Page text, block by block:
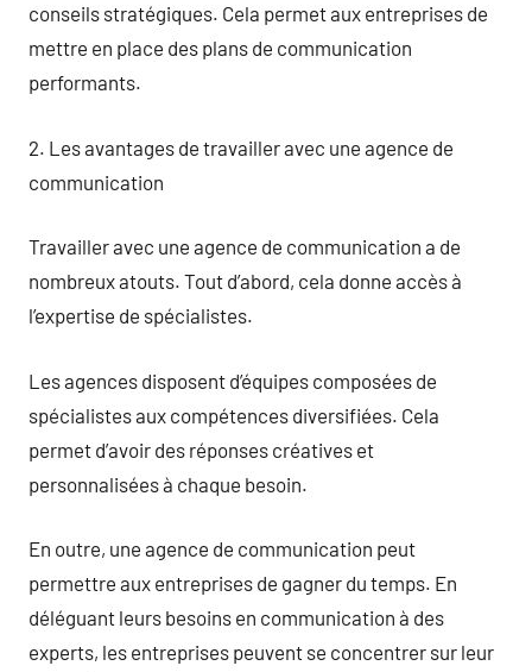
conseils stratégiques. Cela permet aux entreprises de
mettre en place des plans de communication
performants.
2. Les avantages de travailler avec une agence de
communication
Travailler avec une agence de communication a de
nombreux atouts. Tout d’abord, cela donne accès à
l’expertise de spécialistes.
Les agences disposent d’équipes composées de
spécialistes aux compétences diversifiées. Cela
permet d’avoir des réponses créatives et
personnalisées à chaque besoin.
En outre, une agence de communication peut
permettre aux entreprises de gagner du temps. En
déléguant leurs besoins en communication à des
experts, les entreprises peuvent se concentrer sur leur